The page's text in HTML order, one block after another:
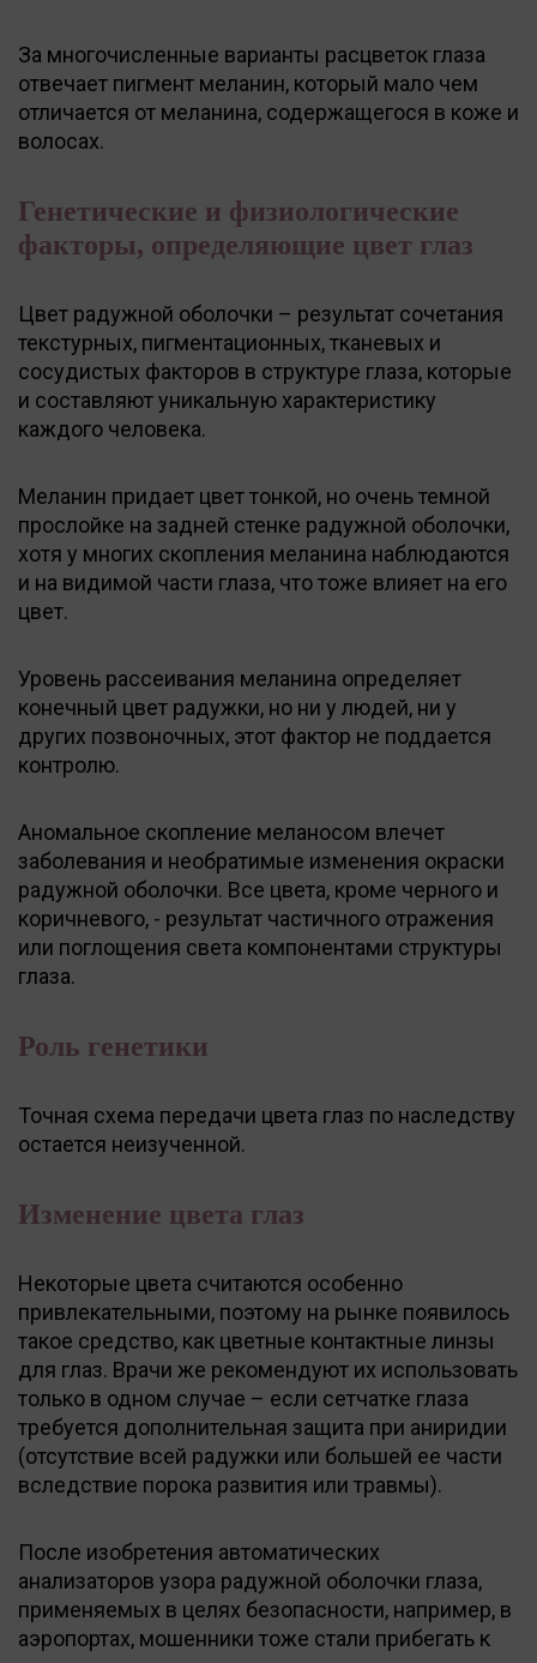
За многочисленные варианты расцветок глаза
отвечает пигмент меланин, который мало чем
отличается от меланина, содержащегося в коже и
волосах.
Генетические и физиологические
факторы, определяющие цвет глаз
Цвет радужной оболочки – результат сочетания
текстурных, пигментационных, тканевых и
сосудистых факторов в структуре глаза, которые
и составляют уникальную характеристику
каждого человека.
Меланин придает цвет тонкой, но очень темной
прослойке на задней стенке радужной оболочки,
хотя у многих скопления меланина наблюдаются
и на видимой части глаза, что тоже влияет на его
цвет.
Уровень рассеивания меланина определяет
конечный цвет радужки, но ни у людей, ни у
других позвоночных, этот фактор не поддается
контролю.
Аномальное скопление меланосом влечет
заболевания и необратимые изменения окраски
радужной оболочки. Все цвета, кроме черного и
коричневого, - результат частичного отражения
или поглощения света компонентами структуры
глаза.
Роль генетики
Точная схема передачи цвета глаз по наследству
остается неизученной.
Изменение цвета глаз
Некоторые цвета считаются особенно
привлекательными, поэтому на рынке появилось
такое средство, как цветные контактные линзы
для глаз. Врачи же рекомендуют их использовать
только в одном случае – если сетчатке глаза
требуется дополнительная защита при аниридии
(отсутствие всей радужки или большей ее части
вследствие порока развития или травмы).
После изобретения автоматических
анализаторов узора радужной оболочки глаза,
применяемых в целях безопасности, например, в
аэропортах, мошенники тоже стали прибегать к